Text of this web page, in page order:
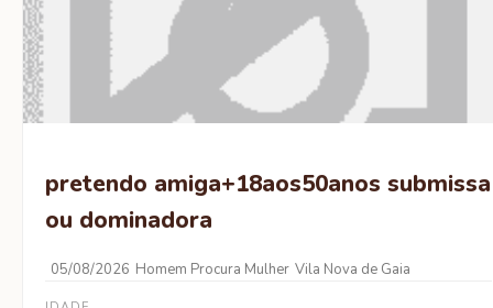
pretendo amiga+18aos50anos submissa
ou dominadora
05/08/2026 Homem Procura Mulher Vila Nova de Gaia